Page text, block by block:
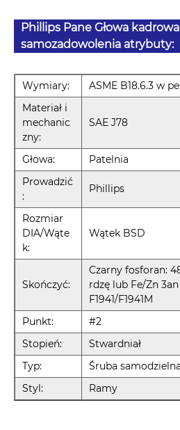
Phillips Pane Głowa
samozadowolenia atrybuty:
Wymiary:
ASME B18.6.3 w
Materiał i
mechanic
zny:
SAE J78
Głowa:
Patelnia
Prowadzić
:
Phillips
Rozmiar
DIA/Wąte
k:
Wątek BSD
Skończyć:
Czarny fosforan:
rdzę lub Fe/Zn 3an
F1941/F1941M
Punkt:
#2
Stopień:
Stwardniał
Typ:
Śruba samodzielna
Styl:
Ramy